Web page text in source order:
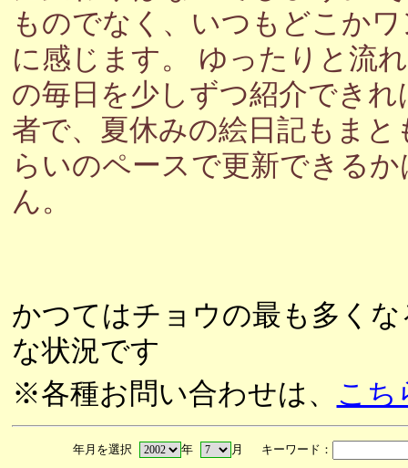
ものでなく、いつもどこか
に感じます。 ゆったりと流
の毎日を少しずつ紹介でき
者で、夏休みの絵日記もま
らいのペースで更新できる
ん。
かつてはチョウの最も多く
な状況です
※各種お問い合わせは、 こち
年月を選択 年 月 キーワード：